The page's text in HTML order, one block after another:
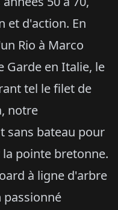
et d'action. En
Rio à Marco
Garde en Italie, le
tel le filet de
notre
sans bateau pour
pointe bretonne.
à ligne d'arbre